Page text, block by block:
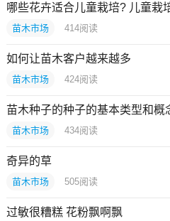
哪些花卉适合儿童栽培? 儿童栽
苗木市场 414阅读
如何让苗木客户越来越多
苗木市场 424阅读
苗木种子的种子的基本类型和概
苗木市场 434阅读
奇异的草
苗木市场 505阅读
过敏很糟糕 花粉飘啊飘